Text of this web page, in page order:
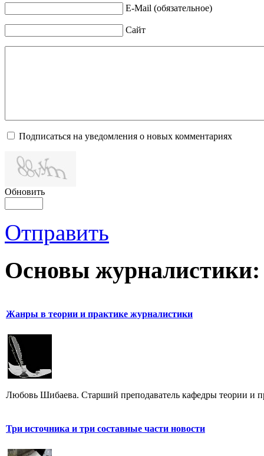
E-Mail (обязательное)
Сайт
Подписаться на уведомления о новых комментариях
Обновить
Отправить
Основы журналистики:
Жанры в теории и практике журналистики
Любовь Шибаева. Старший преподаватель кафедры теории и
Три источника и три составные части новости